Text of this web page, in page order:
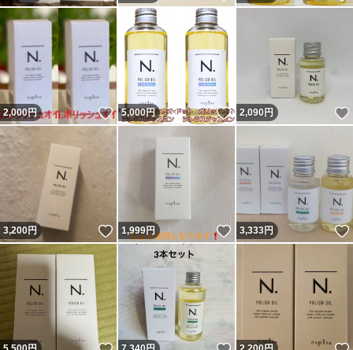
2,000円 いいね！
5,000円 いいね！
2,090円
3,200円 いいね！
1,999円 いいね！
3,333円